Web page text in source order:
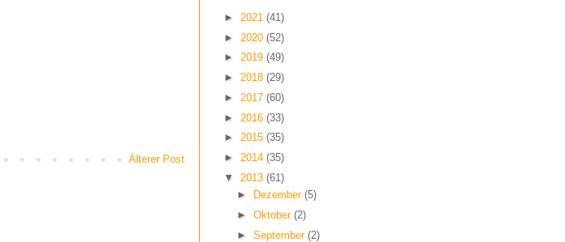
Älterer Post
► 2021 (41)
► 2020 (52)
► 2019 (49)
► 2018 (29)
► 2017 (60)
► 2016 (33)
► 2015 (35)
► 2014 (35)
▼ 2013 (61)
►
Dezember (5)
► Oktober (2)
► September (2)